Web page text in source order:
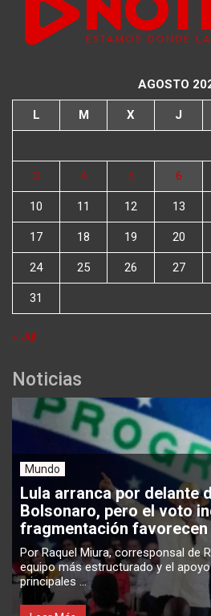
AGOSTO
L M X J
3 4 5 6
10 11 12 13
17 18 19 20
24 25 26 27
31
« Jul
Noticias
Mundo
Lula arranca por delante
Bolsonaro, pero el voto
fragmentación favorecen
Por Raquel Miura, corresponsal de
equipo más estructurado y el
principales ...